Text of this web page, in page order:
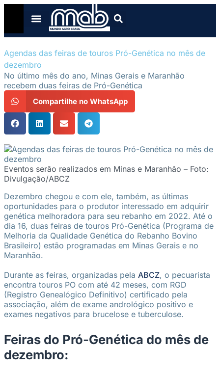
Agendas das feiras de touros Pró-Genética no mês de
dezembro
No último mês do ano, Minas Gerais e Maranhão
recebem duas feiras de Pró-Genética
Compartilhe no WhatsApp
Eventos serão realizados em Minas e Maranhão – Foto:
Divulgação/ABCZ
Dezembro chegou e com ele, também, as últimas
oportunidades para o produtor interessado em adquirir
genética melhoradora para seu rebanho em 2022. Até o
dia 16, duas feiras de touros Pró-Genética (Programa de
Melhoria da Qualidade Genética do Rebanho Bovino
Brasileiro) estão programadas em Minas Gerais e no
Maranhão.
Durante as feiras, organizadas pela ABCZ, o pecuarista
encontra touros PO com até 42 meses, com RGD
(Registro Genealógico Definitivo) certificado pela
associação, além de exame andrológico positivo e
exames negativos para brucelose e tuberculose.
Feiras do Pró-Genética do mês de
dezembro: